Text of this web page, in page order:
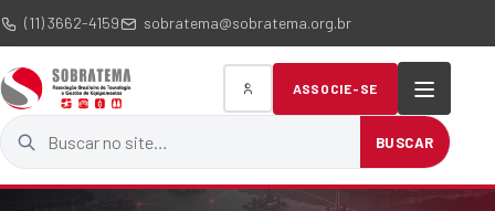
(11) 3662-4159 sobratema@sobratema.org.br
Buscar no site
BUSCAR
ASSOCIE-SE